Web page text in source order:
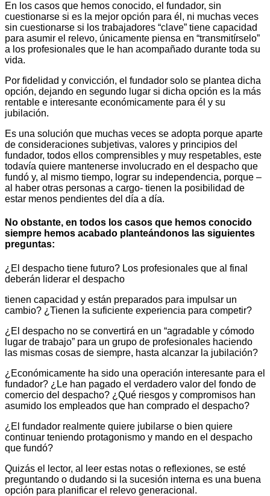
En los casos que hemos conocido, el fundador, sin
cuestionarse si es la mejor opción para él, ni muchas veces
sin cuestionarse si los trabajadores “clave” tiene capacidad
para asumir el relevo, únicamente piensa en “transmitírselo”
a los profesionales que le han acompañado durante toda su
vida.
Por fidelidad y convicción, el fundador solo se plantea dicha
opción, dejando en segundo lugar si dicha opción es la más
rentable e interesante económicamente para él y su
jubilación.
Es una solución que muchas veces se adopta porque aparte
de consideraciones subjetivas, valores y principios del
fundador, todos ellos comprensibles y muy respetables, este
todavía quiere mantenerse involucrado en el despacho que
fundó y, al mismo tiempo, lograr su independencia, porque –
al haber otras personas a cargo- tienen la posibilidad de
estar menos pendientes del día a día.
No obstante, en todos los casos que hemos conocido
siempre hemos acabado planteándonos las siguientes
preguntas:
¿El despacho tiene futuro? Los profesionales que al final
deberán liderar el despacho
tienen capacidad y están preparados para impulsar un
cambio? ¿Tienen la suficiente experiencia para competir?
¿El despacho no se convertirá en un “agradable y cómodo
lugar de trabajo” para un grupo de profesionales haciendo
las mismas cosas de siempre, hasta alcanzar la jubilación?
¿Económicamente ha sido una operación interesante para el
fundador? ¿Le han pagado el verdadero valor del fondo de
comercio del despacho? ¿Qué riesgos y compromisos han
asumido los empleados que han comprado el despacho?
¿El fundador realmente quiere jubilarse o bien quiere
continuar teniendo protagonismo y mando en el despacho
que fundó?
Quizás el lector, al leer estas notas o reflexiones, se esté
preguntando o dudando si la sucesión interna es una buena
opción para planificar el relevo generacional.